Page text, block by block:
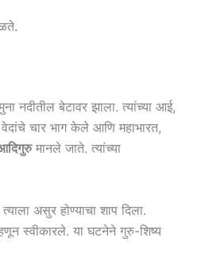
नदीतील बेटावर झाला. त्यांच्या आई,
चार भाग केले आणि महाभारत,
मानले जाते. त्यांच्या
असुर होण्याचा शाप दिला.
स्वीकारले. या घटनेने गुरु-शिष्य